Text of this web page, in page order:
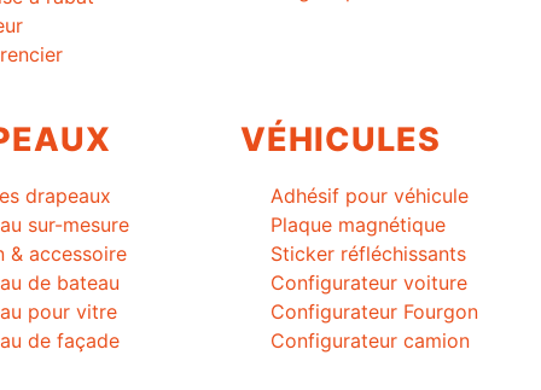
drapeaux
sur-mesure
& accessoire
de bateau
pour vitre
de façade
VÉHICULES
Adhésif pour véhicule
Plaque magnétique
Sticker réfléchissants
Configurateur voiture
Configurateur Fourgon
Configurateur camion